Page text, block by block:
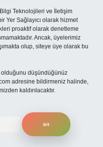
Teknolojileri ve İletişim
Yer Sağlayıcı olarak hizmet
proaktif olarak denetleme
Ancak, üyelerimiz
olup, siteye üye olarak bu
olduğunu düşündüğünüz
adresine bildirmeniz halinde,
kaldırılacaktır.